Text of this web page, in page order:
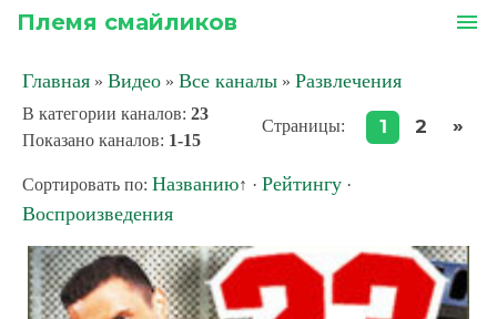
Племя смайликов menu
Главная » Видео » Все каналы » Развлечения
В категории каналов: 23
Показано каналов: 1-15
Страницы: 1 2 »
Сортировать по: Названию↑ · Рейтингу ·
Воспроизведения